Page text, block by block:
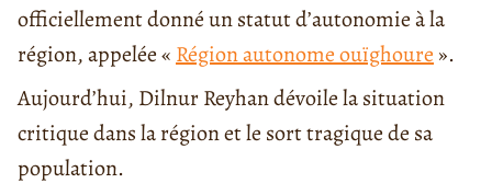
officiellement donné un statut d’autonomie à la
région, appelée « Région autonome ouïghoure ».
Aujourd’hui, Dilnur Reyhan dévoile la situation
critique dans la région et le sort tragique de sa
population.